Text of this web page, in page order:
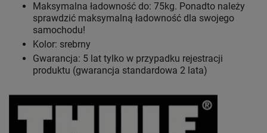
Maksymalna ładowność do: 75kg. Ponadto należy
sprawdzić maksymalną ładowność dla swojego
samochodu!
Kolor: srebrny
Gwarancja: 5 lat tylko w przypadku rejestracji
produktu (gwarancja standardowa 2 lata)